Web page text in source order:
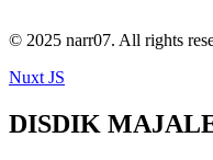
© 2025 narr07. All rights
Nuxt JS
DISDIK